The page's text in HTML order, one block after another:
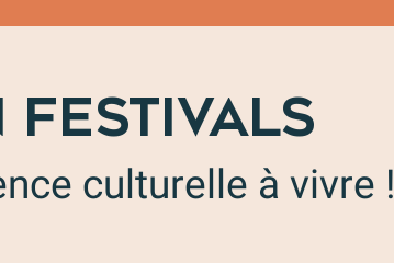
FESTIVALS
culturelle à vivre !